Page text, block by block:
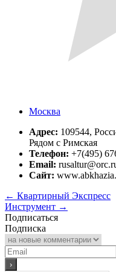
Москва
Адрес: 109544,
Рядом с Римская
Телефон: +7(495)
Email:
Сайт:
← Квартирный Экспресс
Инструмент →
Подписаться
Подписка